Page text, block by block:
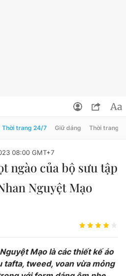
Tin 360
Thời trang 24/7 Giữ dáng Thời trang
08:00 GMT+7
ngào của bộ sưu tập
Nguyệt Mạo
Mạo là các thiết kế áo
tafta, tweed, voan vừa mỏng